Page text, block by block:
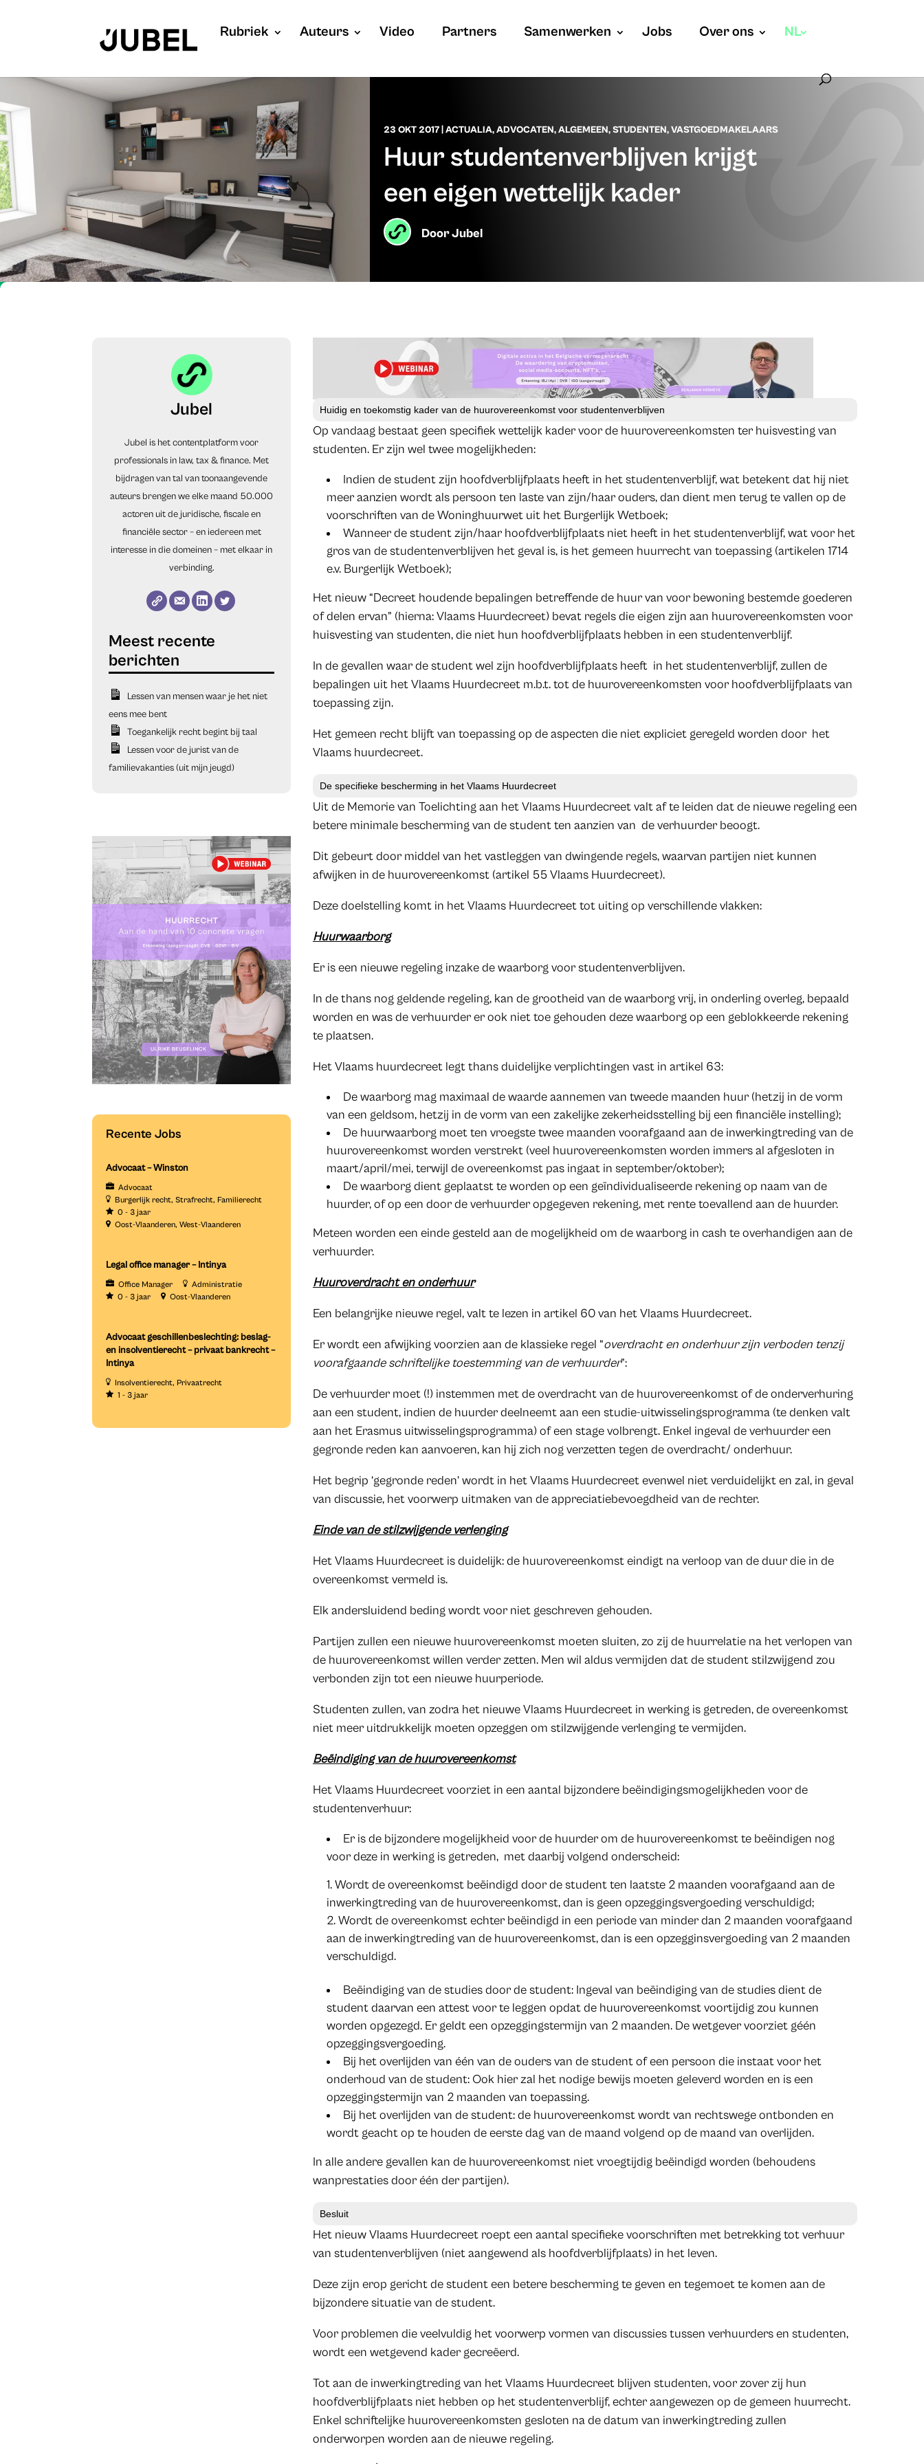
Rubriek Auteurs Video Partners Samenwerken Jobs Over ons NL
23 OKT 2017| ACTUALIA,ADVOCATEN,ALGEMEEN,STUDENTEN,VASTGOEDMAKELAARS
Huur studentenverblijven krijgt
een eigen wettelijk kader
DoorJubel
Jubel
Jubel is het contentplatform voor
professionals in law, tax & finance. Met
bijdragen van tal van toonaangevende
auteurs brengen we elke maand 50.000
actoren uit de juridische, fiscale en
financiële sector – en iedereen met
interesse in die domeinen – met elkaar in
verbinding.
Lessen van mensen waar je het niet
eens mee bent
Toegankelijk recht begint bij taal
Lessen voor de jurist van de
familievakanties (uit mijn jeugd)
Recente Jobs
Advocaat – Winston
Advocaat
Burgerlijk recht Strafrecht Familierecht
0 - 3 jaar
Oost-Vlaanderen West-Vlaanderen
Legal office manager – Intinya
Office Manager
Administratie
0 - 3 jaar
Oost-Vlaanderen
Advocaat geschillenbeslechting: beslag-
en insolventierecht – privaat bankrecht –
Intinya
Insolventierecht Privaatrecht
1 - 3 jaar
Huidig en toekomstig kader van de huurovereenkomst voor studentenverblijven
Op vandaag bestaat geen specifiek wettelijk kader voor de huurovereenkomsten ter huisvesting van
studenten. Er zijn wel twee mogelijkheden:
Indien de student zijn hoofdverblijfplaats heeft in het studentenverblijf, wat betekent dat hij niet
meer aanzien wordt als persoon ten laste van zijn/haar ouders, dan dient men terug te vallen op de
voorschriften van de Woninghuurwet uit het Burgerlijk Wetboek;
Wanneer de student zijn/haar hoofdverblijfplaats niet heeft in het studentenverblijf, wat voor het
gros van de studentenverblijven het geval is, is het gemeen huurrecht van toepassing (artikelen 1714
e.v. Burgerlijk Wetboek);
Het nieuw “Decreet houdende bepalingen betreffende de huur van voor bewoning bestemde goederen
of delen ervan” (hierna: Vlaams Huurdecreet) bevat regels die eigen zijn aan huurovereenkomsten voor
huisvesting van studenten, die niet hun hoofdverblijfplaats hebben in een studentenverblijf.
In de gevallen waar de student wel zijn hoofdverblijfplaats heeft in het studentenverblijf, zullen de
bepalingen uit het Vlaams Huurdecreet m.b.t. tot de huurovereenkomsten voor hoofdverblijfplaats van
toepassing zijn.
Het gemeen recht blijft van toepassing op de aspecten die niet expliciet geregeld worden door het
Vlaams huurdecreet.
De specifieke bescherming in het Vlaams Huurdecreet
Uit de Memorie van Toelichting aan het Vlaams Huurdecreet valt af te leiden dat de nieuwe regeling een
betere minimale bescherming van de student ten aanzien van de verhuurder beoogt.
Dit gebeurt door middel van het vastleggen van dwingende regels, waarvan partijen niet kunnen
afwijken in de huurovereenkomst (artikel 55 Vlaams Huurdecreet).
Deze doelstelling komt in het Vlaams Huurdecreet tot uiting op verschillende vlakken:
Huurwaarborg
Er is een nieuwe regeling inzake de waarborg voor studentenverblijven.
In de thans nog geldende regeling, kan de grootheid van de waarborg vrij, in onderling overleg, bepaald
worden en was de verhuurder er ook niet toe gehouden deze waarborg op een geblokkeerde rekening
te plaatsen.
Het Vlaams huurdecreet legt thans duidelijke verplichtingen vast in artikel 63:
De waarborg mag maximaal de waarde aannemen van tweede maanden huur (hetzij in de vorm
van een geldsom, hetzij in de vorm van een zakelijke zekerheidsstelling bij een financiële instelling);
De huurwaarborg moet ten vroegste twee maanden voorafgaand aan de inwerkingtreding van de
huurovereenkomst worden verstrekt (veel huurovereenkomsten worden immers al afgesloten in
maart/april/mei, terwijl de overeenkomst pas ingaat in september/oktober);
De waarborg dient geplaatst te worden op een geïndividualiseerde rekening op naam van de
huurder, of op een door de verhuurder opgegeven rekening, met rente toevallend aan de huurder.
Meteen worden een einde gesteld aan de mogelijkheid om de waarborg in cash te overhandigen aan de
verhuurder.
Huuroverdracht en onderhuur
Een belangrijke nieuwe regel, valt te lezen in artikel 60 van het Vlaams Huurdecreet.
Er wordt een afwijking voorzien aan de klassieke regel “overdracht en onderhuur zijn verboden tenzij
voorafgaande schriftelijke toestemming van de verhuurder”:
De verhuurder moet (!) instemmen met de overdracht van de huurovereenkomst of de onderverhuring
aan een student, indien de huurder deelneemt aan een studie-uitwisselingsprogramma (te denken valt
aan het Erasmus uitwisselingsprogramma) of een stage volbrengt. Enkel ingeval de verhuurder een
gegronde reden kan aanvoeren, kan hij zich nog verzetten tegen de overdracht/ onderhuur.
Het begrip ‘gegronde reden’ wordt in het Vlaams Huurdecreet evenwel niet verduidelijkt en zal, in geval
van discussie, het voorwerp uitmaken van de appreciatiebevoegdheid van de rechter.
Einde van de stilzwijgende verlenging
Het Vlaams Huurdecreet is duidelijk: de huurovereenkomst eindigt na verloop van de duur die in de
overeenkomst vermeld is.
Elk andersluidend beding wordt voor niet geschreven gehouden.
Partijen zullen een nieuwe huurovereenkomst moeten sluiten, zo zij de huurrelatie na het verlopen van
de huurovereenkomst willen verder zetten. Men wil aldus vermijden dat de student stilzwijgend zou
verbonden zijn tot een nieuwe huurperiode.
Studenten zullen, van zodra het nieuwe Vlaams Huurdecreet in werking is getreden, de overeenkomst
niet meer uitdrukkelijk moeten opzeggen om stilzwijgende verlenging te vermijden.
Beëindiging van de huurovereenkomst
Het Vlaams Huurdecreet voorziet in een aantal bijzondere beëindigingsmogelijkheden voor de
studentenverhuur:
Er is de bijzondere mogelijkheid voor de huurder om de huurovereenkomst te beëindigen nog
voor deze in werking is getreden, met daarbij volgend onderscheid:
Wordt de overeenkomst beëindigd door de student ten laatste 2 maanden voorafgaand aan de
inwerkingtreding van de huurovereenkomst, dan is geen opzeggingsvergoeding verschuldigd;
Wordt de overeenkomst echter beëindigd in een periode van minder dan 2 maanden voorafgaand
aan de inwerkingtreding van de huurovereenkomst, dan is een opzegginsvergoeding van 2 maanden
verschuldigd.
Beëindiging van de studies door de student: Ingeval van beëindiging van de studies dient de
student daarvan een attest voor te leggen opdat de huurovereenkomst voortijdig zou kunnen
worden opgezegd. Er geldt een opzeggingstermijn van 2 maanden. De wetgever voorziet géén
opzeggingsvergoeding.
Bij het overlijden van één van de ouders van de student of een persoon die instaat voor het
onderhoud van de student: Ook hier zal het nodige bewijs moeten geleverd worden en is een
opzeggingstermijn van 2 maanden van toepassing.
Bij het overlijden van de student: de huurovereenkomst wordt van rechtswege ontbonden en
wordt geacht op te houden de eerste dag van de maand volgend op de maand van overlijden.
In alle andere gevallen kan de huurovereenkomst niet vroegtijdig beëindigd worden (behoudens
wanprestaties door één der partijen).
Besluit
Het nieuw Vlaams Huurdecreet roept een aantal specifieke voorschriften met betrekking tot verhuur
van studentenverblijven (niet aangewend als hoofdverblijfplaats) in het leven.
Deze zijn erop gericht de student een betere bescherming te geven en tegemoet te komen aan de
bijzondere situatie van de student.
Voor problemen die veelvuldig het voorwerp vormen van discussies tussen verhuurders en studenten,
wordt een wetgevend kader gecreëerd.
Tot aan de inwerkingtreding van het Vlaams Huurdecreet blijven studenten, voor zover zij hun
hoofdverblijfplaats niet hebben op het studentenverblijf, echter aangewezen op de gemeen huurrecht.
Enkel schriftelijke huurovereenkomsten gesloten na de datum van inwerkingtreding zullen
onderworpen worden aan de nieuwe regeling.